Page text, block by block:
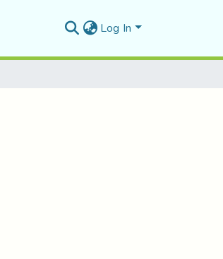
Log In